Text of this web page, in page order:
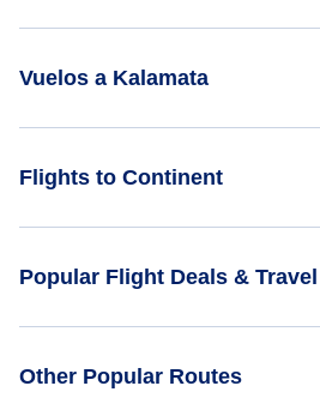
Vuelos a Kalamata
Vuelos de San Francisco a Kalamata
Flights to Continent
Flights to Caribbean
Popular Flight Deals &
Other Popular Routes